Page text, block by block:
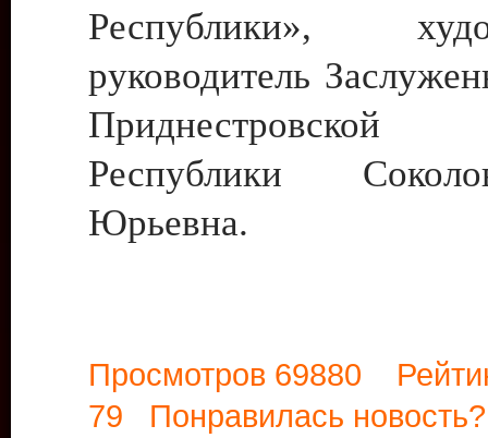
Республики»,
руководитель
Приднестровской
Республики
Юрьевна.
Просмотров 69880
79 Понравилась